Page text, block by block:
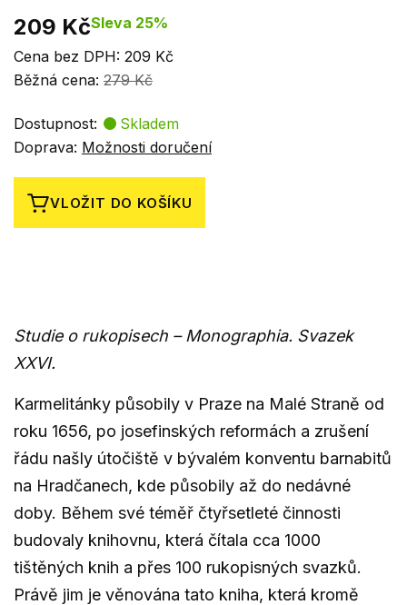
209 KčSleva 25%
Cena bez DPH: 209 Kč
Běžná cena: 279 Kč
Dostupnost:
Skladem
Doprava: Možnosti doručení
VLOŽIT DO KOŠÍKU
Studie o rukopisech – Monographia. Svazek
XXVI.
Karmelitánky působily v Praze na Malé Straně od
roku 1656, po josefinských reformách a zrušení
řádu našly útočiště v bývalém konventu barnabitů
na Hradčanech, kde působily až do nedávné
doby. Během své téměř čtyřsetleté činnosti
budovaly knihovnu, která čítala cca 1000
tištěných knih a přes 100 rukopisných svazků.
Právě jim je věnována tato kniha, která kromě